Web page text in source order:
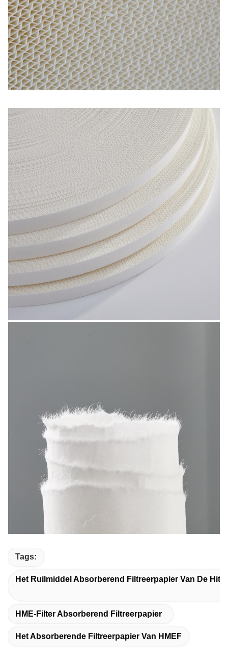
Tags:
Het Ruilmiddel Absorberend Filtreerpapier Van De
HME-Filter Absorberend Filtreerpapier
Het Absorberende Filtreerpapier Van HMEF